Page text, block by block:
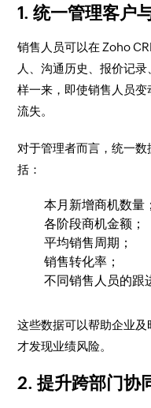
1. 统一管理客户
销售人员可以在 Zoho
人、沟通历史、报价记
样一来，即使销售人员
流失。
对于管理者而言，统一
括：
本月新增商机数量；
各阶段商机金额；
平均销售周期；
销售转化率；
不同销售人员的跟
这些数据可以帮助企业
才发现业绩风险。
2. 提升跨部门协